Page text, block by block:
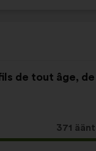
de tout âge,
Tämä
ehdotus
371